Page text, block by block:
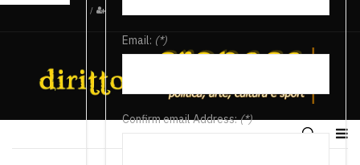
/
Email: (*)
Confirm email Address:(*)